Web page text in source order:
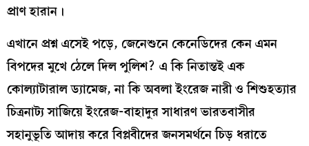
প্রাণ হারান।
এখানে প্রশ্ন এসেই পড়ে, জেনেশুনে কেনেডিদের কেন এমন
বিপদের মুখে ঠেলে দিল পুলিশ? এ কি নিতান্তই এক
কোল‍্যাটারাল ড‍্যামেজ, না কি অবলা ইংরেজ নারী ও শিশুহত‍্যার
চিত্রনাট‍্য সাজিয়ে ইংরেজ-বাহাদুর সাধারণ ভারতবাসীর
সহানুভূতি আদায় করে বিপ্লবীদের জনসমর্থনে চিড় ধরাতে